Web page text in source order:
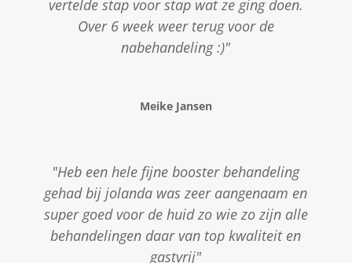
vertelde stap voor stap wat ze ging doen.
Over 6 week weer terug voor de
nabehandeling :)"
Meike Jansen
"Heb een hele fijne booster behandeling
gehad bij jolanda was zeer aangenaam en
super goed voor de huid zo wie zo zijn alle
behandelingen daar van top kwaliteit en
gastvrij"